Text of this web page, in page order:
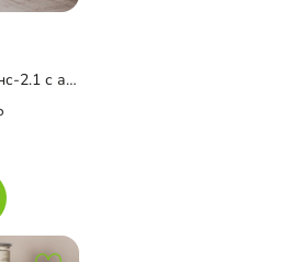
Распашной шкаф Виггинс-2.1 с антресолью